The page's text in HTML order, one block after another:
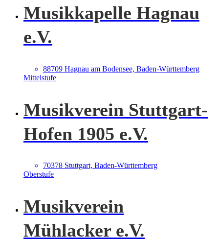
Musikkapelle Hagnau
e.V.
88709 Hagnau am Bodensee, Baden-Württemberg
Mittelstufe
Musikverein Stuttgart-
Hofen 1905 e.V.
70378 Stuttgart, Baden-Württemberg
Oberstufe
Musikverein
Mühlacker e.V.